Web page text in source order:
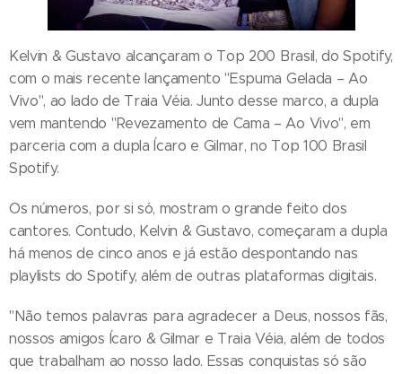
Kelvin & Gustavo alcançaram o Top 200 Brasil, do Spotify,
com o mais recente lançamento "Espuma Gelada – Ao
Vivo", ao lado de Traia Véia. Junto desse marco, a dupla
vem mantendo "Revezamento de Cama – Ao Vivo", em
parceria com a dupla Ícaro e Gilmar, no Top 100 Brasil
Spotify.
Os números, por si só, mostram o grande feito dos
cantores. Contudo, Kelvin & Gustavo, começaram a dupla
há menos de cinco anos e já estão despontando nas
playlists do Spotify, além de outras plataformas digitais.
"Não temos palavras para agradecer a Deus, nossos fãs,
nossos amigos Ícaro & Gilmar e Traia Véia, além de todos
que trabalham ao nosso lado. Essas conquistas só são